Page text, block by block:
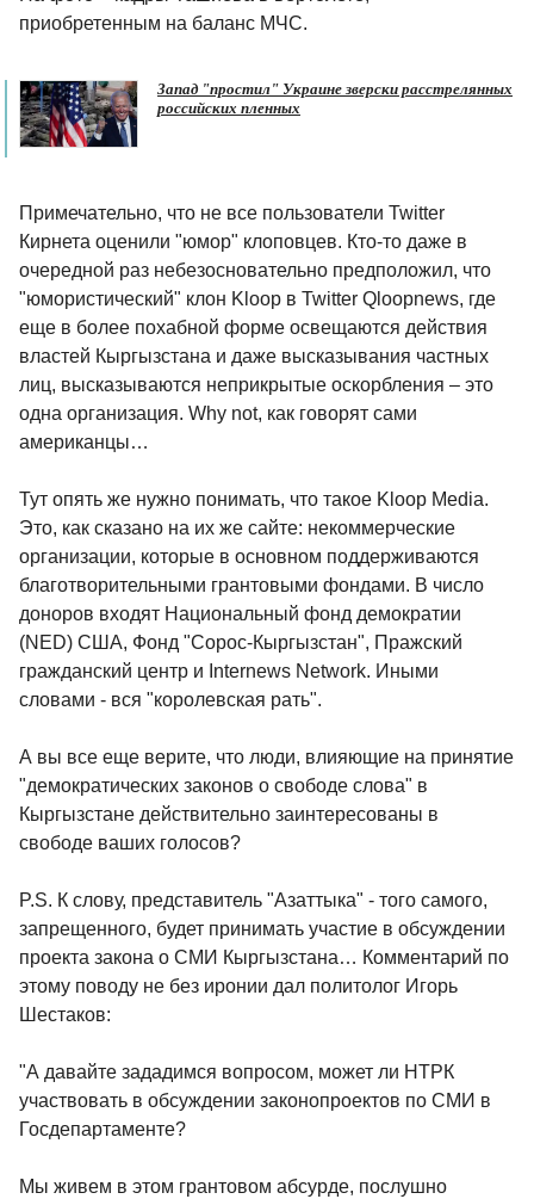
приобретенным на баланс МЧС.
Запад "простил" Украине зверски расстрелянных
российских пленных
Примечательно, что не все пользователи Twitter
Кирнета оценили "юмор" клоповцев. Кто-то даже в
очередной раз небезосновательно предположил, что
"юмористический" клон Kloop в Twitter Qloopnews, где
еще в более похабной форме освещаются действия
властей Кыргызстана и даже высказывания частных
лиц, высказываются неприкрытые оскорбления – это
одна организация. Why not, как говорят сами
американцы…
Тут опять же нужно понимать, что такое Kloop Media.
Это, как сказано на их же сайте: некоммерческие
организации, которые в основном поддерживаются
благотворительными грантовыми фондами. В число
доноров входят Национальный фонд демократии
(NED) США, Фонд "Сорос-Кыргызстан", Пражский
гражданский центр и Internews Network. Иными
словами - вся "королевская рать".
А вы все еще верите, что люди, влияющие на принятие
"демократических законов о свободе слова" в
Кыргызстане действительно заинтересованы в
свободе ваших голосов?
P.S. К слову, представитель "Азаттыка" - того самого,
запрещенного, будет принимать участие в обсуждении
проекта закона о СМИ Кыргызстана… Комментарий по
этому поводу не без иронии дал политолог Игорь
Шестаков:
"А давайте зададимся вопросом, может ли НТРК
участвовать в обсуждении законопроектов по СМИ в
Госдепартаменте?
Мы живем в этом грантовом абсурде, послушно